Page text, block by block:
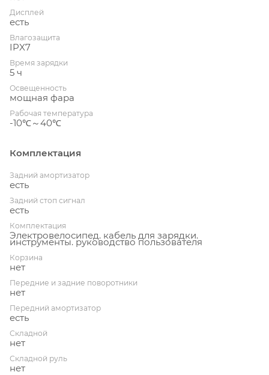
Дисплей
есть
Влагозащита
IPX7
Время зарядки
5 ч
Освещенность
мощная фара
Рабочая температура
-10℃～40℃
Комплектация
Задний амортизатор
есть
Задний стоп сигнал
есть
Комплектация
Электровелосипед. кабель для зарядки.
инструменты. руководство пользователя
Корзина
нет
Передние и задние поворотники
нет
Передний амортизатор
есть
Складной
нет
Складной руль
нет